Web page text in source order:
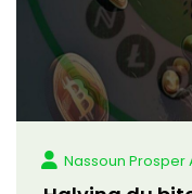
Nassoun Prosper